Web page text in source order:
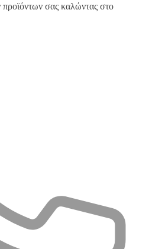
σας καλώντας στο